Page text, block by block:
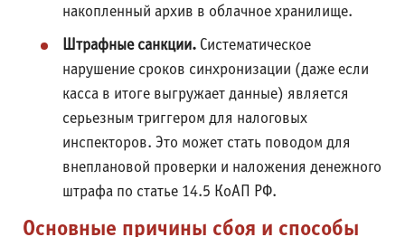
накопленный архив в облачное хранилище.
Штрафные санкции. Систематическое
нарушение сроков синхронизации (даже если
касса в итоге выгружает данные) является
серьезным триггером для налоговых
инспекторов. Это может стать поводом для
внеплановой проверки и наложения денежного
штрафа по статье 14.5 КоАП РФ.
Основные причины сбоя и способы